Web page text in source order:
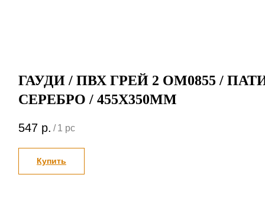
ГАУДИ / ПВХ ГРЕЙ 2 OM0855 /
СЕРЕБРО / 455Х350ММ
547 р. / 1 pc
Купить